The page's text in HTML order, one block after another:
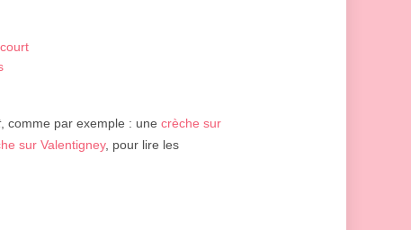
, comme par exemple : une crèche sur
sur Valentigney, pour lire les